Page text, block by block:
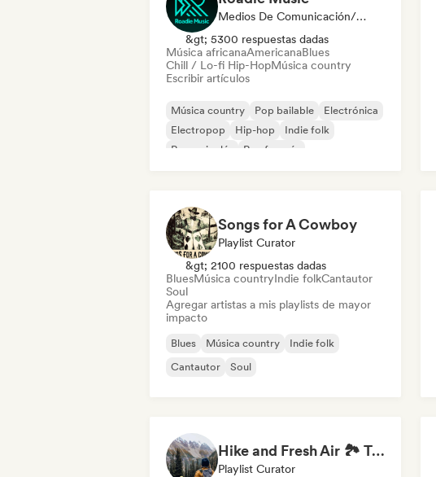
Medios De Comunicación/Periodista
&gt; 5300 respuestas dadas
Música africanaAmericanaBlues
Chill / Lo-fi Hip-HopMúsica country
Escribir artículos
Música country Pop bailable
Electrónica
Electropop
Hip-hop
Indie folk
Rap en inglés
Rap francés
Songs for A Cowboy
Playlist Curator
&gt; 2100 respuestas dadas
BluesMúsica countryIndie folkCantautor
Soul
Agregar artistas a mis playlists de mayor
impacto
Blues Música country
Indie folk
Cantautor
Soul
Hike and Fresh Air 🏞️ Trail-Ready Indie Folk & Acoustic
Playlist Curator